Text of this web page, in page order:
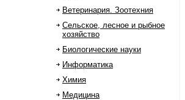
Ветеринария. Зоотехния
Сельское, лесное и рыбное
хозяйство
Биологические науки
Информатика
Химия
Медицина